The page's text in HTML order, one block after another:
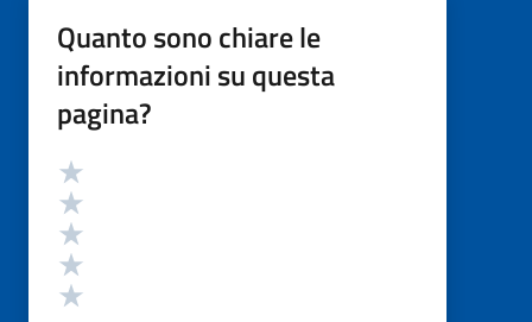
Quanto sono chiare le
informazioni su questa
pagina?
Valutazione